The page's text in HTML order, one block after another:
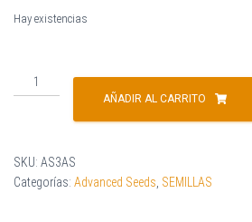
Hay existencias
AÑADIR AL CARRITO
SKU: AS3AS
Categorías: Advanced Seeds SEMILLAS